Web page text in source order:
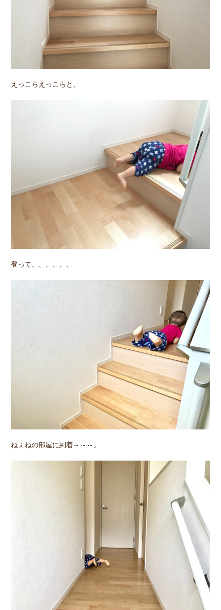
えっこらえっこらと、
登って、、、、、、
ねぇねの部屋に到着～～～。